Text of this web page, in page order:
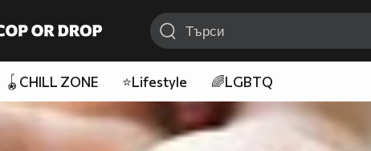
🪀CHILL ZONE ⭐Lifestyle 🌈LGBTQ